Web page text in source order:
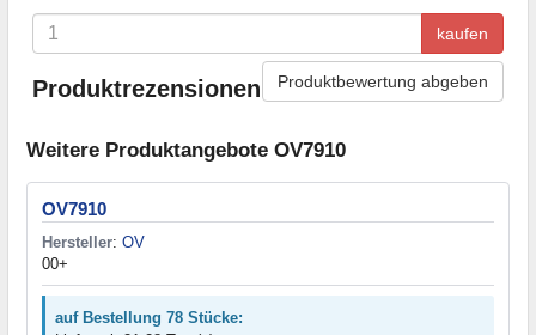
kaufen
Produktrezensionen Produktbewertung abgeben
Weitere Produktangebote OV7910
OV7910
Hersteller: OV
00+
auf Bestellung 78 Stücke: